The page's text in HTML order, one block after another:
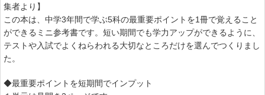
集者より】
この本は、中学3年間で学ぶ5科の最重要ポイントを1冊で覚えること
ができるミニ参考書です。短い期間でも学力アップができるように、
テストや入試でよくねらわれる大切なところだけを選んでつくりまし
た。
◆最重要ポイントを短期間でインプット